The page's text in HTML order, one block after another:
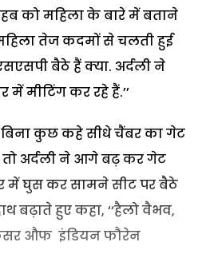
को महिला के बारे में बताने
तेज कदमों से चलती हुई
बैठे हैं क्या. अर्दली ने
में मीटिंग कर रहे हैं.’’
कुछ कहे सीधे चैंबर का गेट
अर्दली ने आगे बढ़ कर गेट
में घुस कर सामने सीट पर बैठे
बढ़ाते हुए कहा, ‘‘हैलो वैभव,
औफ इंडियन फौरेन